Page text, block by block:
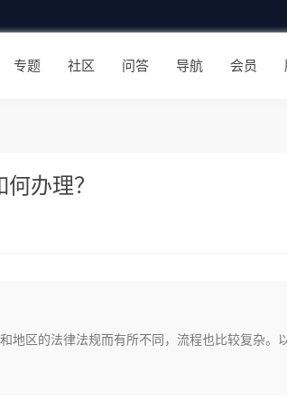
专题 社区 问答 导航 会员
办理？
地区的法律法规而有所不同，流程也比较复杂。